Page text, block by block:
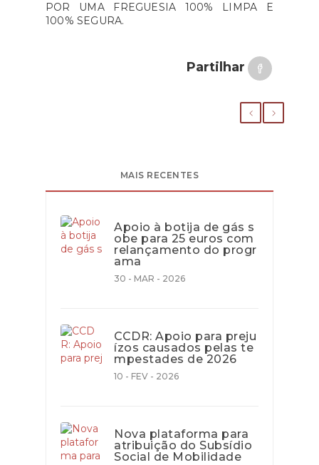
POR UMA FREGUESIA 100% LIMPA E
100% SEGURA.
Partilhar
MAIS RECENTES
Apoio à botija de gás s
obe para 25 euros com
relançamento do progr
ama
30 - MAR - 2026
CCDR: Apoio para preju
ízos causados pelas te
mpestades de 2026
10 - FEV - 2026
Nova plataforma para
atribuição do Subsídio
Social de Mobilidade